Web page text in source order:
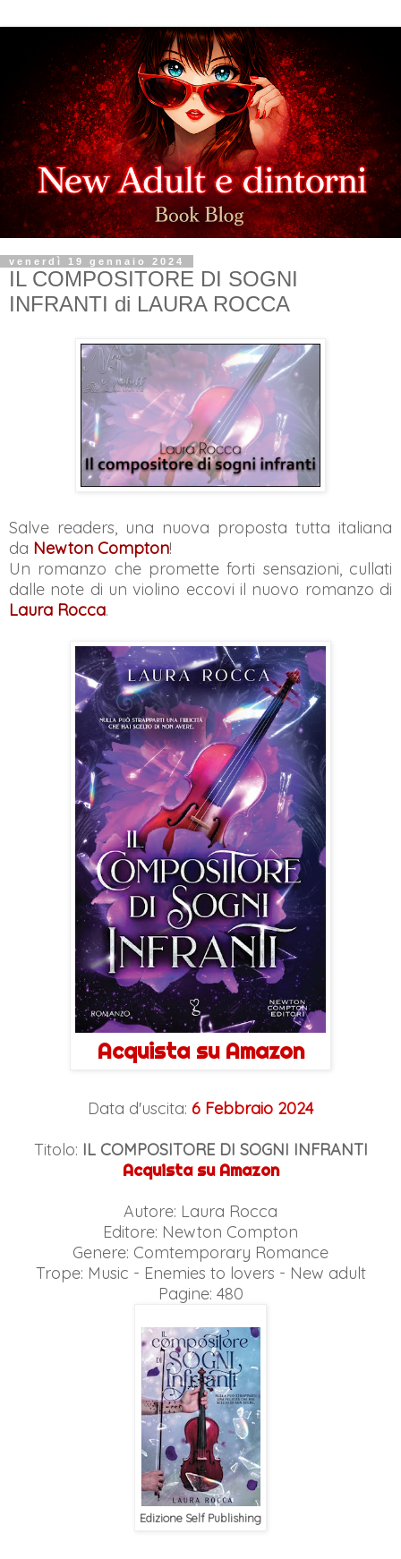
venerdì 19 gennaio 2024
IL COMPOSITORE DI SOGNI
INFRANTI di LAURA ROCCA
Salve readers, una nuova proposta tutta italiana
da Newton Compton!
Un romanzo che promette forti sensazioni, cullati
dalle note di un violino eccovi il nuovo romanzo di
Laura Rocca.
Acquista su Amazon
Data d'uscita: 6 Febbraio 2024
Titolo: IL COMPOSITORE DI SOGNI INFRANTI
Acquista su Amazon
Autore: Laura Rocca
Editore: Newton Compton
Genere: Comtemporary Romance
Trope: Music - Enemies to lovers - New adult
Pagine: 480
Edizione Self Publishing